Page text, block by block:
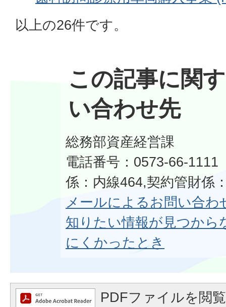
以上の26件です。
この記事に関
い合わせ先
総務部資産経営課
電話番号：0573-66-1111
係：内線464,契約管財係
メールによるお問い合わ
知りたい情報が見つから
にくかったとき
PDFファイルを閲